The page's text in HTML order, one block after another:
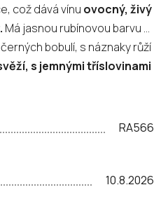
což dává vínu ovocný, živý
Má jasnou rubínovou barvu a
bobulí, s náznaky růží
s jemnými tříslovinami
10.8.2026
RA566